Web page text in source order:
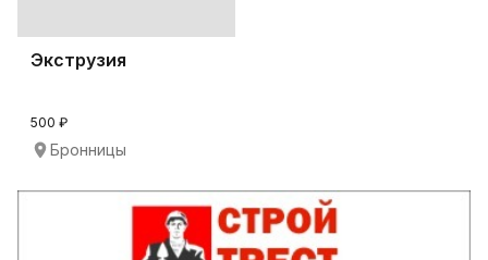
Экструзия
500 ₽
Бронницы